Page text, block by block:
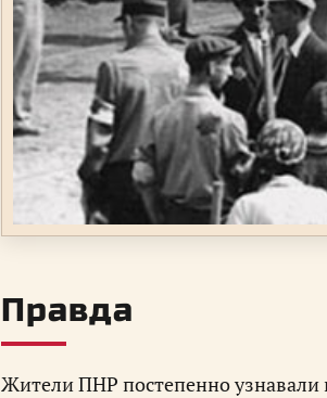
Правда
Жители ПНР постепенно узнавали